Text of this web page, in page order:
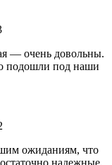
— очень довольны.
подошли под наши
ожиданиям, что
надежные,